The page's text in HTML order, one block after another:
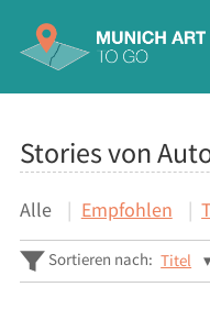
Stories von
Alle Empfohlen
Sortieren nach: Titel